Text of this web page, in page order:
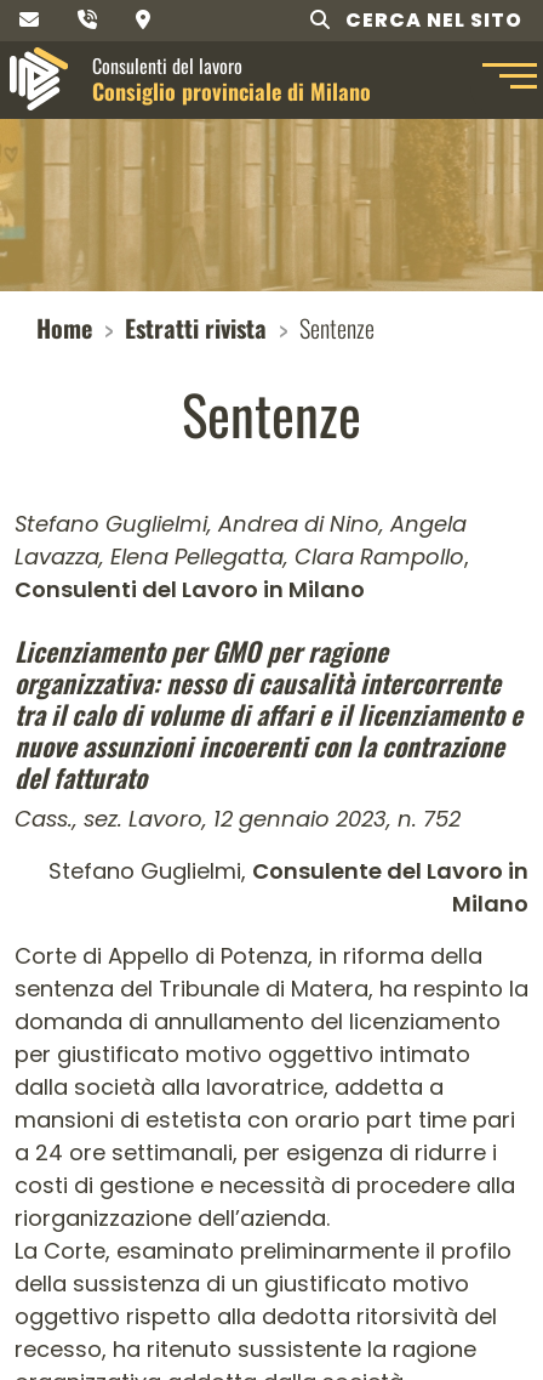
CERCA NEL SITO
Consulenti del lavoro
Consiglio provinciale di Milano
Home Estratti rivista Sentenze
Sentenze
Stefano Guglielmi, Andrea di Nino, Angela
Lavazza, Elena Pellegatta, Clara Rampollo,
Consulenti del Lavoro in Milano
Contenuto dell'articolo
Licenziamento per GMO per ragione
organizzativa: nesso di causalità intercorrente
tra il calo divolume di affari e il licenziamento e
nuove assunzioni incoerenti con la contrazione
del fatturato
Cass., sez. Lavoro, 12 gennaio 2023, n. 752
Stefano Guglielmi, Consulente del Lavoro in
Milano
Corte di Appello di Potenza, in riforma della
sentenza del Tribunale di Matera, ha respinto la
domanda di annullamento del licenziamento
per giustificato motivo oggettivo intimato
dalla società alla lavoratrice, addetta a
mansioni di estetista con orario part time pari
a 24 ore settimanali, per esigenza di ridurre i
costi di gestione e necessità di procedere alla
riorganizzazione dell’azienda.
La Corte, esaminato preliminarmente il profilo
della sussistenza di un giustificato motivo
oggettivo rispetto alla dedotta ritorsività del
recesso, ha ritenuto sussistente la ragione